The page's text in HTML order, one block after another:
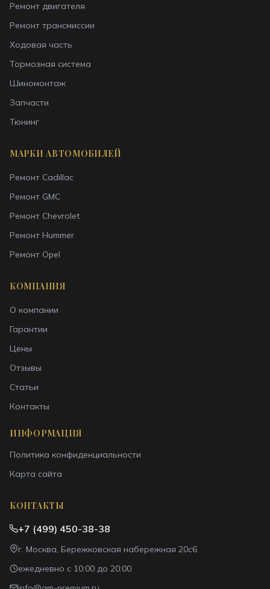
Ремонт двигателя
Ремонт трансмиссии
Ходовая часть
Тормозная система
Шиномонтаж
Запчасти
Тюнинг
МАРКИ АВТОМОБИЛЕЙ
Ремонт Cadillac
Ремонт GMC
Ремонт Chevrolet
Ремонт Hummer
Ремонт Opel
КОМПАНИЯ
О компании
Гарантии
Цены
Отзывы
Статьи
Контакты
ИНФОРМАЦИЯ
Политика конфиденциальности
Карта сайта
КОНТАКТЫ
+7 (499) 450-38-38
г. Москва, Бережковская набережная 20с6
ежедневно с 10:00 до 20:00